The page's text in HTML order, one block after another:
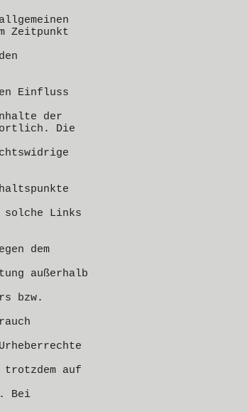
Zeitpunkt
Einfluss
der
Die
solche Links
dem
außerhalb
bzw.
auf
Bei